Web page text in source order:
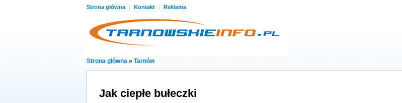
Strona główna | Kontakt | Reklama
Strona główna » Tarnów
Jak ciepłe bułeczki